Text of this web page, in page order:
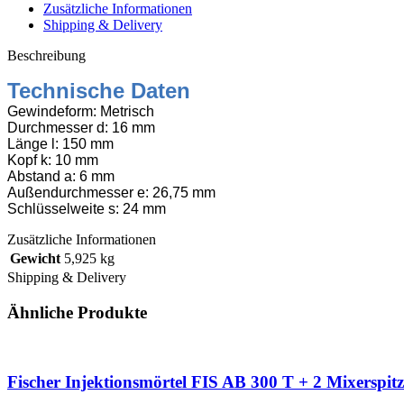
25
Stk
Menge
Zusätzliche Informationen
Shipping & Delivery
Beschreibung
Technische Daten
Gewindeform: Metrisch
Durchmesser d: 16 mm
Länge l: 150 mm
Kopf k: 10 mm
Abstand a: 6 mm
Außendurchmesser e: 26,75 mm
Schlüsselweite s: 24 mm
Zusätzliche Informationen
Gewicht 5,925 kg
Shipping & Delivery
Ähnliche Produkte
Fischer Injektionsmörtel FIS AB 300 T + 2